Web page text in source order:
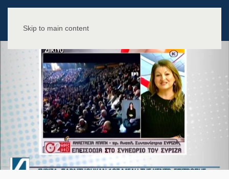
Skip to main content